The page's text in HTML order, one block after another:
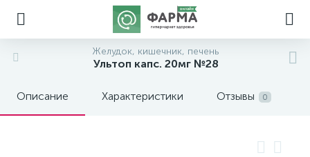
Желудок, кишечник, печень
Ультоп капс. 20мг №28
Описание Характеристики Отзывы 0